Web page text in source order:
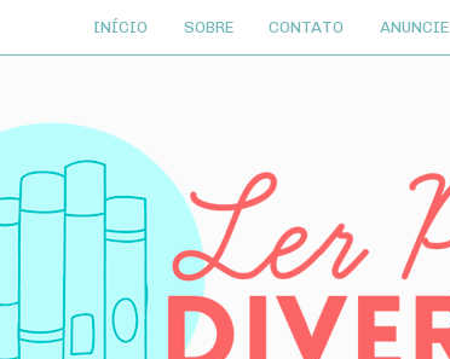
INÍCIO SOBRE CONTATO ANUNCIE